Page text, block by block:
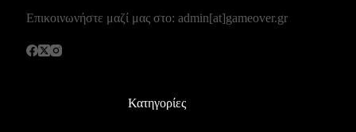
Επικοινωνήστε μαζί μας στο: admin[at]gameover.gr
Κατηγορίες